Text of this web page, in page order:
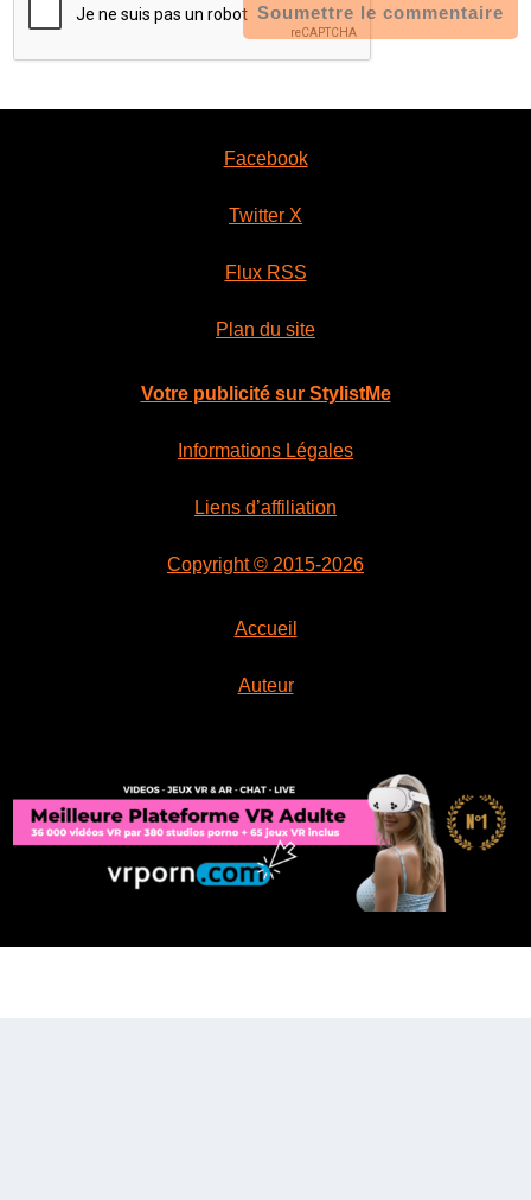
Soumettre le commentaire
Facebook
Twitter X
Flux RSS
Plan du site
Votre publicité sur StylistMe
Informations Légales
Liens d’affiliation
Copyright © 2015-2026
Accueil
Auteur